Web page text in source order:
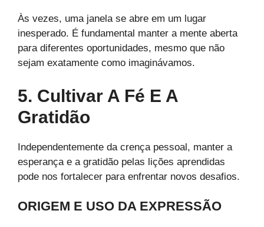
Às vezes, uma janela se abre em um lugar
inesperado. É fundamental manter a mente aberta
para diferentes oportunidades, mesmo que não
sejam exatamente como imaginávamos.
5. Cultivar A Fé E A
Gratidão
Independentemente da crença pessoal, manter a
esperança e a gratidão pelas lições aprendidas
pode nos fortalecer para enfrentar novos desafios.
ORIGEM E USO DA EXPRESSÃO